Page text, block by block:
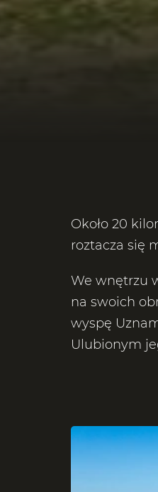
Około 20
roztacza się
We wnętrzu
na swoich
wyspę
Ulubionym